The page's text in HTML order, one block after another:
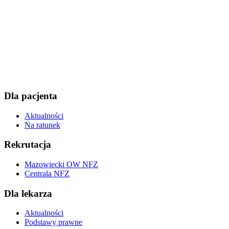
Dla pacjenta
Aktualności
Na ratunek
Rekrutacja
Mazowiecki OW NFZ
Centrala NFZ
Dla lekarza
Aktualności
Podstawy prawne